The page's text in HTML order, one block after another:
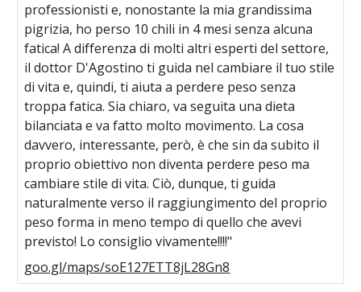
professionisti e, nonostante la mia grandissima
pigrizia, ho perso 10 chili in 4 mesi senza alcuna
fatica! A differenza di molti altri esperti del settore,
il dottor D'Agostino ti guida nel cambiare il tuo stile
di vita e, quindi, ti aiuta a perdere peso senza
troppa fatica. Sia chiaro, va seguita una dieta
bilanciata e va fatto molto movimento. La cosa
davvero, interessante, però, è che sin da subito il
proprio obiettivo non diventa perdere peso ma
cambiare stile di vita. Ciò, dunque, ti guida
naturalmente verso il raggiungimento del proprio
peso forma in meno tempo di quello che avevi
previsto! Lo consiglio vivamente!!!!"
goo.gl/maps/soE127ETT8jL28Gn8